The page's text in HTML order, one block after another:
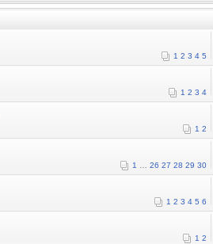
1 2 3 4 5
1 2 3 4
1 2
1 26 27 28 29 30
1 2 3 4 5 6
1 2